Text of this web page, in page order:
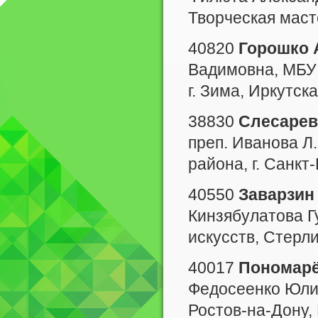
Творческая
40820 Горошко
Вадимовна,
г. Зима,
38830
преп. Иванова
района, г.
40550 Заварзин
Кинзябулатова
искусств,
40017
Федосеенко
Ростов-на-Дону,